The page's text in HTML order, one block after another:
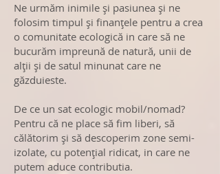
Ne urmăm inimile și pasiunea și ne
folosim timpul și finanţele pentru a crea
o comunitate ecologică in care să ne
bucurăm impreună de natură, unii de
alţii și de satul minunat care ne
găzduieste.
De ce un sat ecologic mobil/nomad?
Pentru că ne place să fim liberi, să
călătorim și să descoperim zone semi-
izolate, cu potențial ridicat, in care ne
putem aduce contributia.